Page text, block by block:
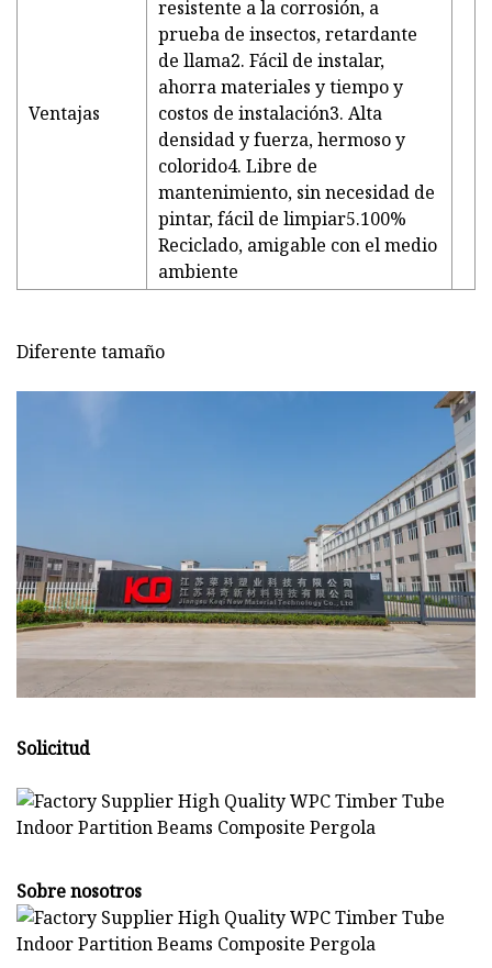
Ventajas
resistente a la corrosión, a
prueba de insectos, retardante
de llama2. Fácil de instalar,
ahorra materiales y tiempo y
costos de instalación3. Alta
densidad y fuerza, hermoso y
colorido4. Libre de
mantenimiento, sin necesidad de
pintar, fácil de limpiar5.100%
Reciclado, amigable con el medio
ambiente
Diferente tamaño
Solicitud
Sobre nosotros